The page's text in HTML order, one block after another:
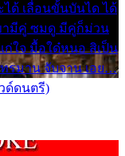
ได้ เลื่อนขั้นบันได ได้
ขามีคู่ ซมดู มีคู่ก็ม่วน
ก่ใจ มื้อใด๋หนอ สิเป็น
ทรมาน จับจาน เอย…
ด์ดนตรี)